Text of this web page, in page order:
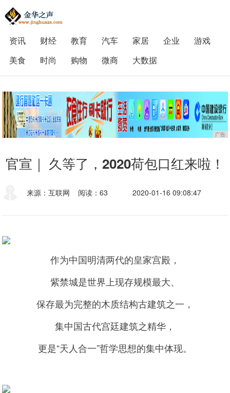
资讯 财经 教育 汽车 家居 企业
游戏
美食
时尚 购物 微商 大数据
广告
官宣｜ 久等了，2020荷包口红来啦！
来源：互联网 阅读：63 2020-01-16 09:08:47
作为中国明清两代的皇家宫殿，
紫禁城是世界上现存规模最大、
保存最为完整的木质结构古建筑之一，
集中国古代宫廷建筑之精华，
更是“天人合一”哲学思想的集中体现。